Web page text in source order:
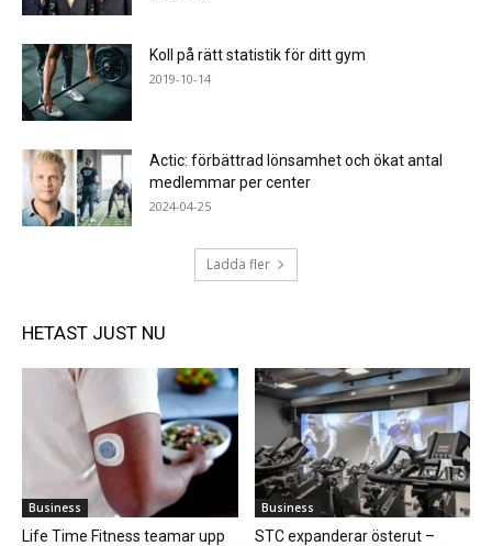
Koll på rätt statistik för ditt gym
2019-10-14
Actic: förbättrad lönsamhet och ökat antal
medlemmar per center
2024-04-25
Ladda fler
HETAST JUST NU
Business
Life Time Fitness teamar upp
Business
STC expanderar österut –